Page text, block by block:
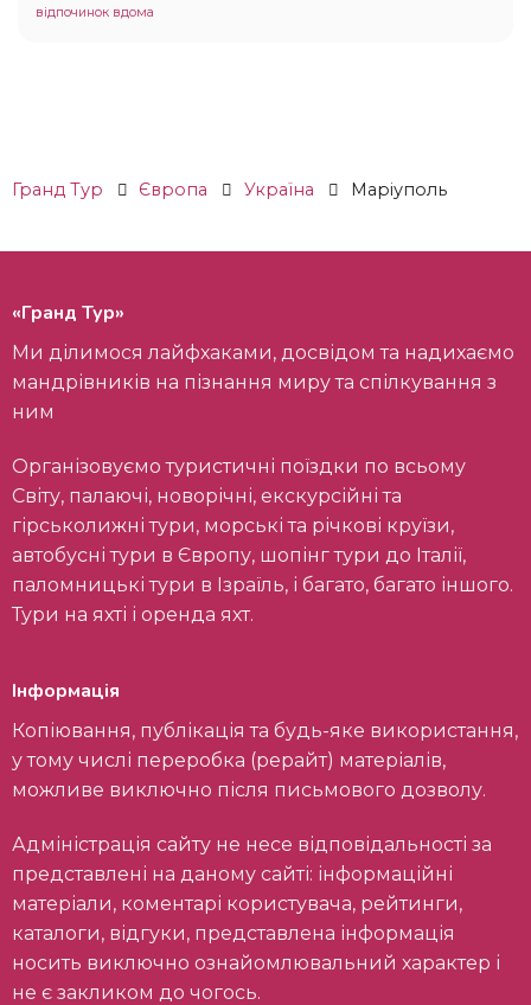
відпочинок вдома
Гранд Тур Європа Україна Маріуполь
«Гранд Тур»
Ми ділимося лайфхаками, досвідом та надихаємо
мандрівників на пізнання миру та спілкування з
ним
Організовуємо туристичні поїздки по всьому
Світу, палаючі, новорічні, екскурсійні та
гірськолижні тури, морські та річкові круїзи,
автобусні тури в Європу, шопінг тури до Італії,
паломницькі тури в Ізраїль, і багато, багато іншого.
Тури на яхті і оренда яхт.
Інформація
Копіювання, публікація та будь-яке використання,
у тому числі переробка (рерайт) матеріалів,
можливе виключно після письмового дозволу.
Адміністрація сайту не несе відповідальності за
представлені на даному сайті: інформаційні
матеріали, коментарі користувача, рейтинги,
каталоги, відгуки, представлена інформація
носить виключно ознайомлювальний характер і
не є закликом до чогось.